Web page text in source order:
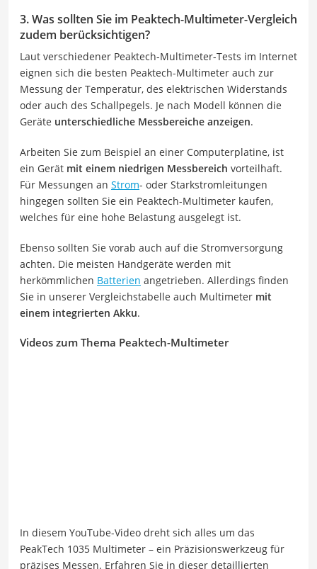
3. Was sollten Sie im Peaktech-Multimeter-Vergleich
zudem berücksichtigen?
Laut verschiedener Peaktech-Multimeter-Tests im Internet
eignen sich die besten Peaktech-Multimeter auch zur
Messung der Temperatur, des elektrischen Widerstands
oder auch des Schallpegels. Je nach Modell können die
Geräte unterschiedliche Messbereiche anzeigen.
Arbeiten Sie zum Beispiel an einer Computerplatine, ist
ein Gerät mit einem niedrigen Messbereich vorteilhaft.
Für Messungen an Strom- oder Starkstromleitungen
hingegen sollten Sie ein Peaktech-Multimeter kaufen,
welches für eine hohe Belastung ausgelegt ist.
Ebenso sollten Sie vorab auch auf die Stromversorgung
achten. Die meisten Handgeräte werden mit
herkömmlichen Batterien angetrieben. Allerdings finden
Sie in unserer Vergleichstabelle auch Multimeter mit
einem integrierten Akku.
Videos zum Thema Peaktech-Multimeter
In diesem YouTube-Video dreht sich alles um das
PeakTech 1035 Multimeter – ein Präzisionswerkzeug für
präzises Messen. Erfahren Sie in dieser detaillierten